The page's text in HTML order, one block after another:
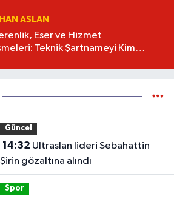
ASLAN
Eser ve Hizmet
Teknik Şartnameyi Kim
Güncel
14:32
Şirin gözaltına alındı
Spor